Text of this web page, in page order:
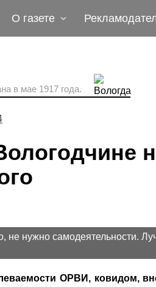
О газете
в мае 1917 года.
не нужно самодеятельности.
ОРВИ, ковидом,